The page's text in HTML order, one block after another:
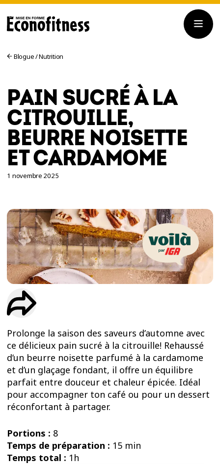
ESSAIS
ENTRAINEMENT
Blogue/Nutrition
PAIN SUCRÉ À LA
CITROUILLE,
BEURRE NOISETTE
ET CARDAMOME
1 novembre 2025
Prolonge la saison des saveurs d’automne avec
ce délicieux pain sucré à la citrouille! Rehaussé
d’un beurre noisette parfumé à la cardamome
et d’un glaçage fondant, il offre un équilibre
parfait entre douceur et chaleur épicée. Idéal
pour accompagner ton café ou pour un dessert
réconfortant à partager.
Portions : 8
Temps de préparation : 15 min
Temps total : 1h